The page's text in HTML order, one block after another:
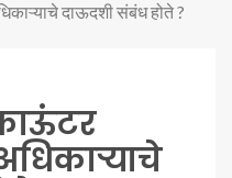
दाऊदशी संबंध होते ?